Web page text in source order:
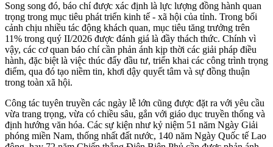
Song song đó, báo chí được xác định là lực lượng đồng hành quan
trọng trong mục tiêu phát triển kinh tế - xã hội của tỉnh. Trong bối
cảnh chịu nhiều tác động khách quan, mục tiêu tăng trưởng trên
11% trong quý II/2026 được đánh giá là đầy thách thức. Chính vì
vậy, các cơ quan báo chí cần phản ánh kịp thời các giải pháp điều
hành, đặc biệt là việc thúc đẩy đầu tư, triển khai các công trình trọng
điểm, qua đó tạo niềm tin, khơi dậy quyết tâm và sự đồng thuận
trong toàn xã hội.
Công tác tuyên truyền các ngày lễ lớn cũng được đặt ra với yêu cầu
vừa trang trọng, vừa có chiều sâu, gắn với giáo dục truyền thống và
định hướng văn hóa. Các sự kiện như kỷ niệm 51 năm Ngày Giải
phóng miền Nam, thống nhất đất nước, 140 năm Ngày Quốc tế Lao